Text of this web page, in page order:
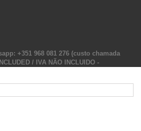
+351 968 081 276 (custo chamada
/ IVA NÃO INCLUIDO -